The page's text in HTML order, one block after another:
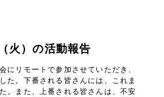
火）の活動報告
にリモートで参加させていただき、
た。下番される皆さんには、これま
。また、上番される皆さんは、不安